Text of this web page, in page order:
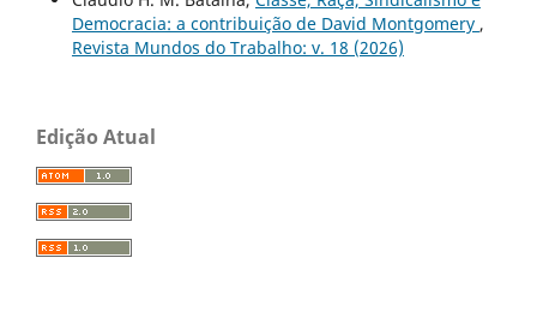
Democracia: a contribuição de David Montgomery ,
Revista Mundos do Trabalho: v. 18 (2026)
Edição Atual